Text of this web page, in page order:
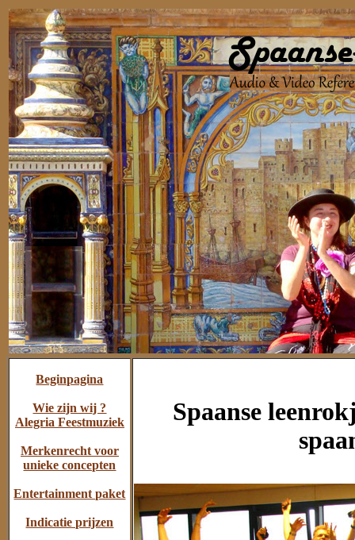
Beginpagina
Wie zijn wij ?
Alegria Feestmuziek
Merkenrecht voor
unieke concepten
Entertainment paket
Indicatie prijzen
Spaanse